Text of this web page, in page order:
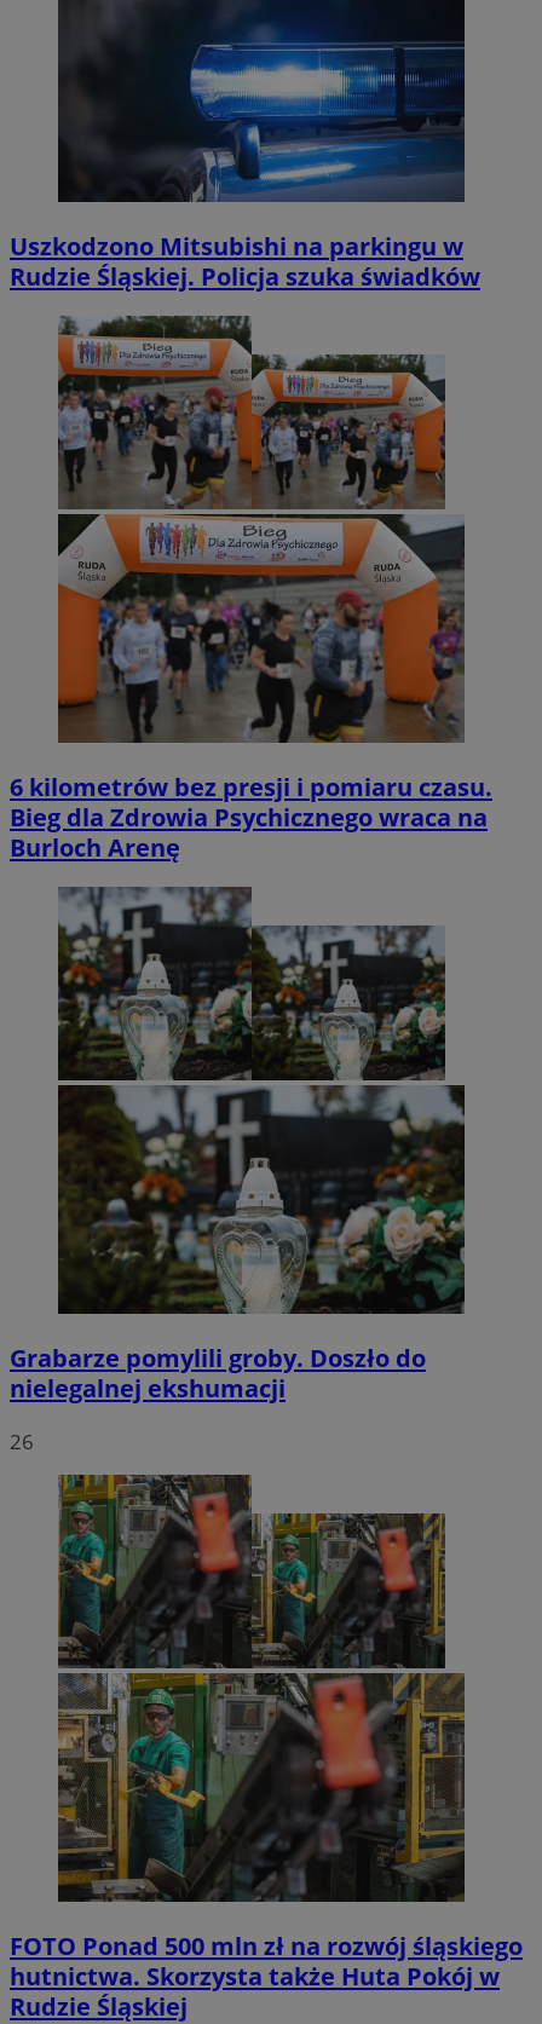
Uszkodzono Mitsubishi na parkingu w
Rudzie Śląskiej. Policja szuka świadków
6 kilometrów bez presji i pomiaru czasu.
Bieg dla Zdrowia Psychicznego wraca na
Burloch Arenę
Grabarze pomylili groby. Doszło do
nielegalnej ekshumacji
26
FOTO Ponad 500 mln zł na rozwój śląskiego
hutnictwa. Skorzysta także Huta Pokój w
Rudzie Śląskiej